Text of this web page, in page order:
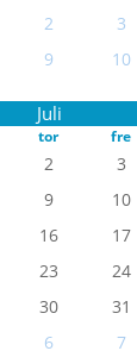
2 3
9 10
Juli
tor fre
2 3
9 10
16 17
23 24
30 31
6 7